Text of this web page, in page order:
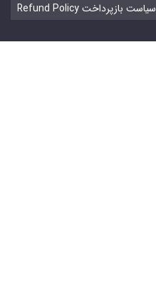
Refund Policy سیاست بازپرداخت